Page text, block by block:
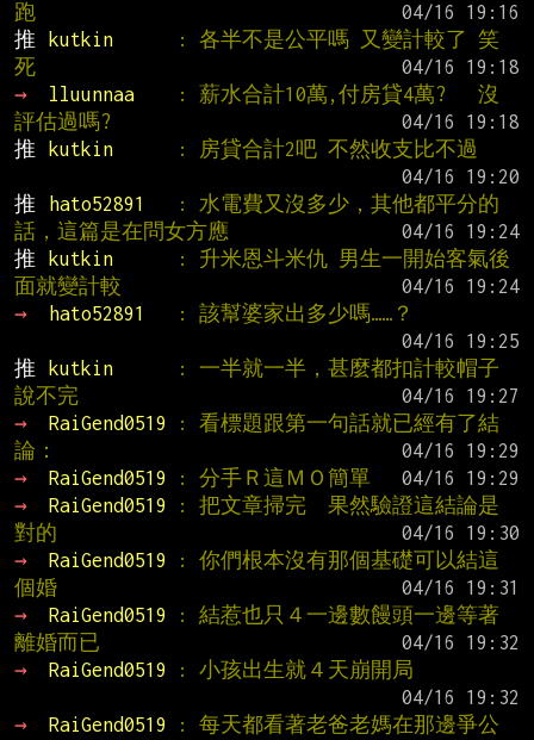
跑
推
kutkin
: 各半不是公平嗎 又變計較了 笑
死
→
lluunnaa
: 薪水合計10萬,付房貸4萬?   沒
評估過嗎?
推
kutkin
: 房貸合計2吧 不然收支比不過
推
hato52891
: 水電費又沒多少，其他都平分的
話，這篇是在問女方應
推
kutkin
: 升米恩斗米仇 男生一開始客氣後
面就變計較
→
hato52891
: 該幫婆家出多少嗎……？
推
kutkin
: 一半就一半，甚麼都扣計較帽子
說不完
→
RaiGend0519
: 看標題跟第一句話就已經有了結
論：
→
RaiGend0519 : 分手Ｒ這ＭＯ簡單
→
RaiGend0519
: 把文章掃完　果然驗證這結論是
對的
→
RaiGend0519
: 你們根本沒有那個基礎可以結這
個婚
→
RaiGend0519
: 結惹也只４一邊數饅頭一邊等著
離婚而已
→
RaiGend0519
: 小孩出生就４天崩開局
→
RaiGend0519 : 每天都看著老爸老媽在那邊爭公